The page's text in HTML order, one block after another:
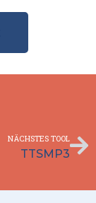
NÄCHSTES TOOL
TTSMP3